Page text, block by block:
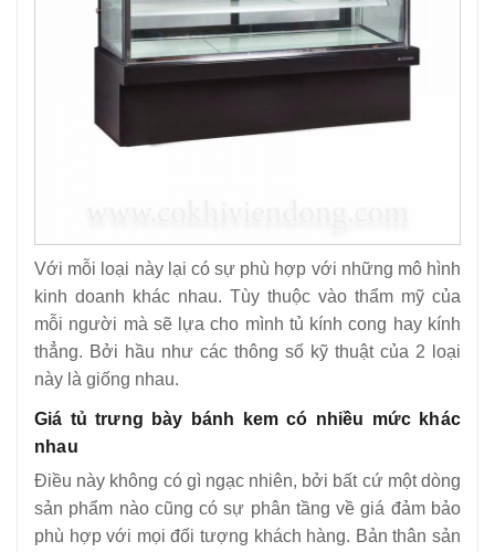
Với mỗi loại này lại có sự phù hợp với những mô hình
kinh doanh khác nhau. Tùy thuộc vào thẩm mỹ của
mỗi người mà sẽ lựa cho mình tủ kính cong hay kính
thẳng. Bởi hầu như các thông số kỹ thuật của 2 loại
này là giống nhau.
Giá tủ trưng bày bánh kem có nhiều mức khác
nhau
Điều này không có gì ngạc nhiên, bởi bất cứ một dòng
sản phẩm nào cũng có sự phân tầng về giá đảm bảo
phù hợp với mọi đối tượng khách hàng. Bản thân sản